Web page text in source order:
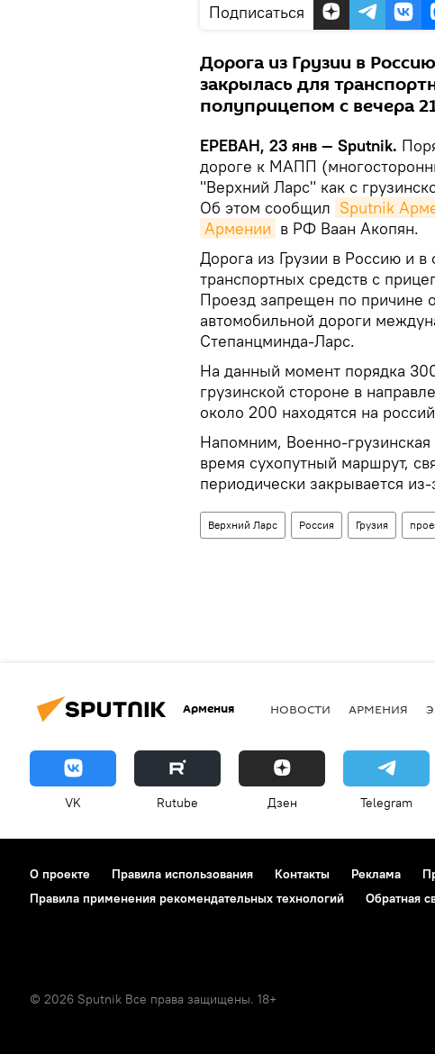
Подписаться
Дорога из Грузии в
закрылась для
полуприцепом с вечера
ЕРЕВАН, 23 янв — Sputnik.
дороге к МАПП
"Верхний Ларс" как с
Об этом сообщил Sputnik
Армении в РФ Ваан Акопян.
Дорога из Грузии в Россию и
транспортных средств с
Проезд запрещен по причине
автомобильной дороги
Степанцминда-Ларс.
На данный момент порядка
грузинской стороне в
около 200 находятся на
Напомним, Военно-
время сухопутный маршрут,
периодически закрывается
Верхний Ларс Россия Грузия
Армения НОВОСТИ АРМЕНИЯ
VK Rutube Дзен Telegram
О проекте Правила использования Контакты Реклама
Правила применения рекомендательных технологий
Обратная
© 2026 Sputnik Все права защищены. 18+